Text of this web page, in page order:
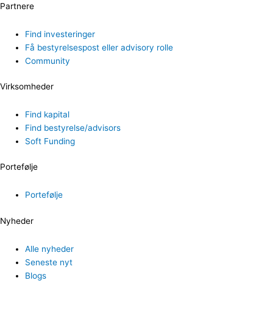
Partnere
Find investeringer
Få bestyrelsespost eller advisory rolle
Community
Virksomheder
Find kapital
Find bestyrelse/advisors
Soft Funding
Portefølje
Portefølje
Nyheder
Alle nyheder
Seneste nyt
Blogs